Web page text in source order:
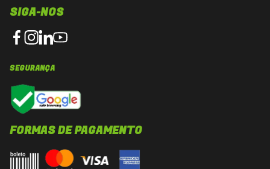
SIGA-NOS
SEGURANÇA
FORMAS DE PAGAMENTO